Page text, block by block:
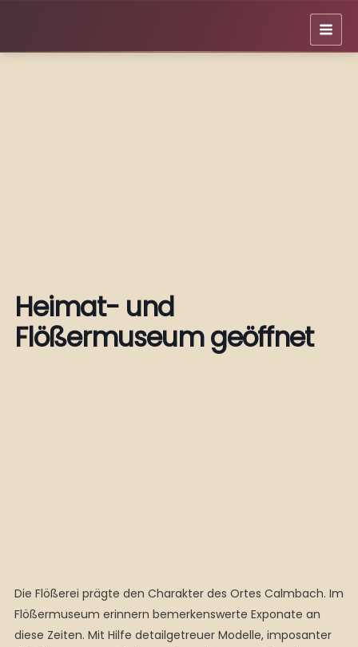
springen
Heimat- und
Flößermuseum geöffnet
Die Flößerei prägte den Charakter des Ortes Calmbach. Im
Flößermuseum erinnern bemerkenswerte Exponate an
diese Zeiten. Mit Hilfe detailgetreuer Modelle, imposanter